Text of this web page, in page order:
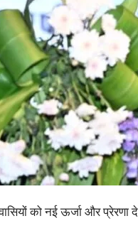
को नई ऊर्जा और प्रेरणा